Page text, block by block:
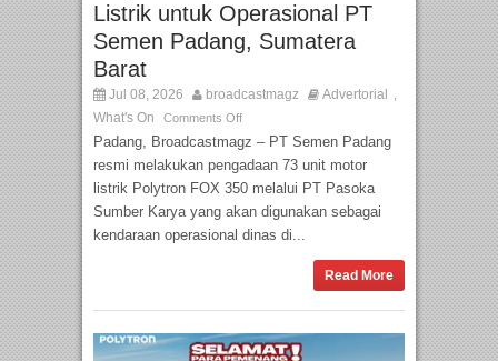
Listrik untuk Operasional PT
Semen Padang, Sumatera
Barat
Jul 08, 2026 broadcastmagz Advertorial ,
What's On Comments Off
Padang, Broadcastmagz – PT Semen Padang
resmi melakukan pengadaan 73 unit motor
listrik Polytron FOX 350 melalui PT Pasoka
Sumber Karya yang akan digunakan sebagai
kendaraan operasional dinas di...
Read More